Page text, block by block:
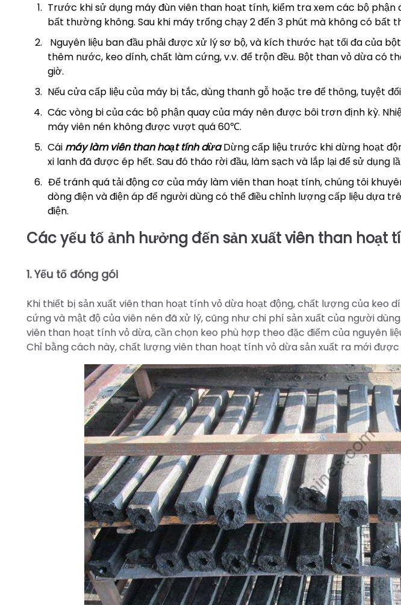
Trước khi sử dụng máy đùn viên than hoạt tính, kiểm tra xem các bộ phận
bất thường không. Sau khi máy trống chạy 2 đến 3 phút mà không có bất
Nguyên liệu ban đầu phải được xử lý sơ bộ, và kích thước hạt tối đa của
thêm nước, keo dính, chất làm cứng, v.v. để trộn đều. Bột than vỏ dừa có
giờ.
Nếu cửa cấp liệu của máy bị tắc, dùng thanh gỗ hoặc tre để thông, tuyệt
Các vòng bi của các bộ phận quay của máy nên được bôi trơn định kỳ.
máy viên nén không được vượt quá 60℃.
Cái máy làm viên than hoạt tính dừa Dừng cấp liệu trước khi dừng hoạt
xi lanh đã được ép hết. Sau đó tháo rời đầu, làm sạch và lắp lại để sử dụng
Để tránh quá tải động cơ của máy làm viên than hoạt tính, chúng tôi
dòng điện và điện áp để người dùng có thể điều chỉnh lượng cấp liệu dựa
điện.
Các yếu tố ảnh hưởng đến sản xuất viên than hoạt
1. Yếu tố đóng gói
Khi thiết bị sản xuất viên than hoạt tính vỏ dừa hoạt động, chất lượng của keo
cứng và mật độ của viên nén đã xử lý, cũng như chi phí sản xuất của người
viên than hoạt tính vỏ dừa, cần chọn keo phù hợp theo đặc điểm của nguyên
Chỉ bằng cách này, chất lượng viên than hoạt tính vỏ dừa sản xuất ra mới được